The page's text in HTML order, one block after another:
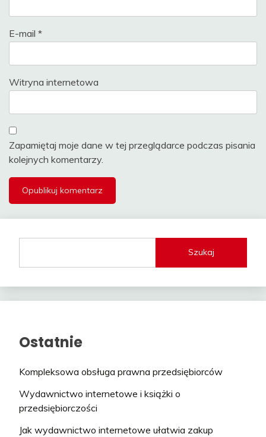
E-mail *
Witryna internetowa
Zapamiętaj moje dane w tej przeglądarce podczas pisania
kolejnych komentarzy.
Szukaj
Ostatnie
Kompleksowa obsługa prawna przedsiębiorców
Wydawnictwo internetowe i książki o
przedsiębiorczości
Jak wydawnictwo internetowe ułatwia zakup